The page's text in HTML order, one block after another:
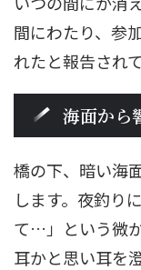
間にわたり、参
れたと報告され
海面から
橋の下、暗い海
します。夜釣り
て…」という微
耳かと思い耳を